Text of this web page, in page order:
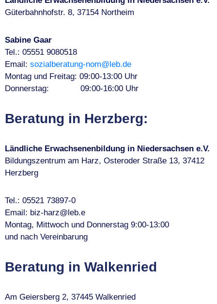
Güterbahnhofstr. 8, 37154 Northeim
Sabine Gaar
Tel.: 05551 9080518
Email: sozialberatung-nom@leb.de
Montag und Freitag: 09:00-13:00 Uhr
Donnerstag: 09:00-16:00 Uhr
Beratung in Herzberg:
Ländliche Erwachsenenbildung in Niedersachsen e.V.
Bildungszentrum am Harz, Osteroder Straße 13, 37412
Herzberg
Tel.: 05521 73897-0
Email: biz-harz@leb.e
Montag, Mittwoch und Donnerstag 9:00-13:00
und nach Vereinbarung
Beratung in Walkenried
Am Geiersberg 2, 37445 Walkenried